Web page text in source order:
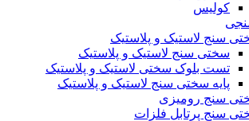
کولیس
سنج لاستیک و پلاستیک
سختی سنج لاستیک و پلاستیک
تست بلوک سختی لاستیک و پلاستیک
پایه سختی سنج لاستیک و پلاستیک
سنج رومیزی
سنج پرتابل فلزات